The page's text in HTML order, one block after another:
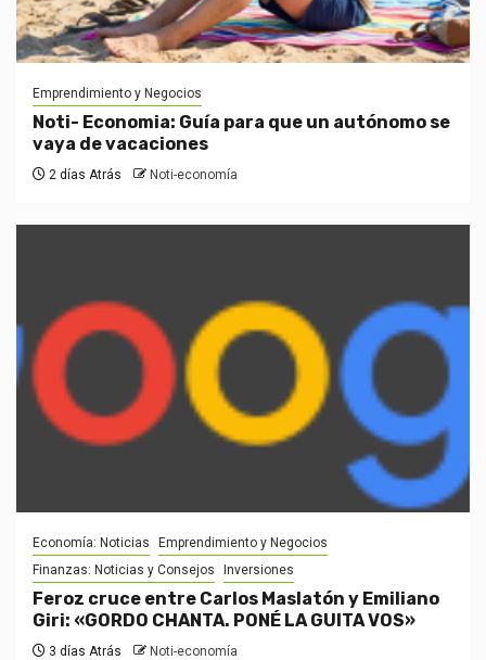
Emprendimiento y Negocios
Noti- Economia: Guía para que un autónomo se
vaya de vacaciones
2 días Atrás Noti-economía
Economía: Noticias
Emprendimiento y Negocios
Finanzas: Noticias y Consejos
Inversiones
Feroz cruce entre Carlos Maslatón y Emiliano
Giri: «GORDO CHANTA. PONÉ LA GUITA VOS»
3 días Atrás Noti-economía